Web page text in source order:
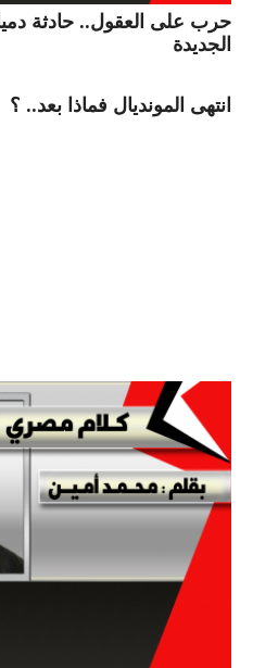
حرب على العقول.. حادثة
الجديدة
انتهى المونديال فماذا بعد.. ؟